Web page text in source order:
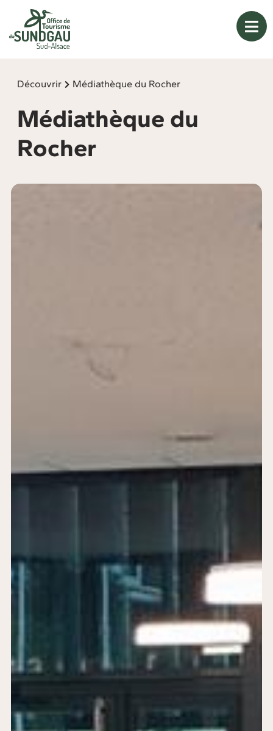
Découvrir Médiathèque du Rocher
Médiathèque du
Rocher
Panneau de gestion des cookies